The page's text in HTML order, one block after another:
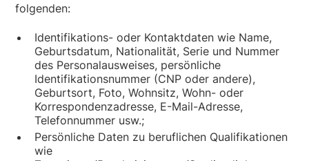
folgenden:
Identifikations- oder Kontaktdaten wie Name,
Geburtsdatum, Nationalität, Serie und Nummer
des Personalausweises, persönliche
Identifikationsnummer (CNP oder andere),
Geburtsort, Foto, Wohnsitz, Wohn- oder
Korrespondenzadresse, E-Mail-Adresse,
Telefonnummer usw.;
Persönliche Daten zu beruflichen Qualifikationen
wie